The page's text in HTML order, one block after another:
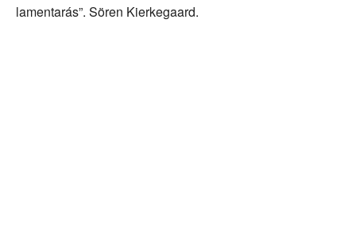
lamentarás”. Sören Kierkegaard.